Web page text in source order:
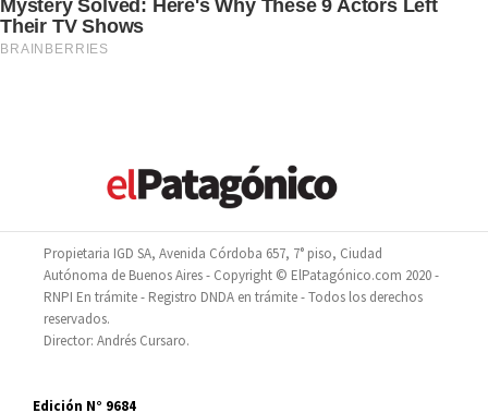
Propietaria IGD SA, Avenida Córdoba 657, 7° piso, Ciudad
Autónoma de Buenos Aires - Copyright © ElPatagónico.com 2020 -
RNPI En trámite - Registro DNDA en trámite - Todos los derechos
reservados.
Director: Andrés Cursaro.
Edición N° 9684